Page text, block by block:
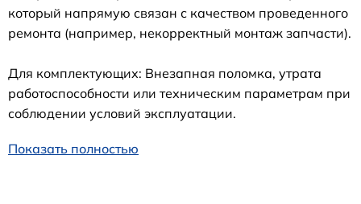
который напрямую связан с качеством проведенного
ремонта (например, некорректный монтаж запчасти).
Для комплектующих: Внезапная поломка, утрата
работоспособности или техническим параметрам при
соблюдении условий эксплуатации.
Показать полностью